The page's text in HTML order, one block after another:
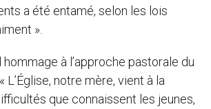
a été entamé, selon les lois
».
à l’approche pastorale du
L’Église, notre mère, vient à la
que connaissent les jeunes,